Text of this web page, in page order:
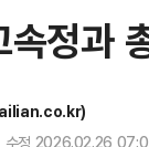
정과
정 2026.02.26